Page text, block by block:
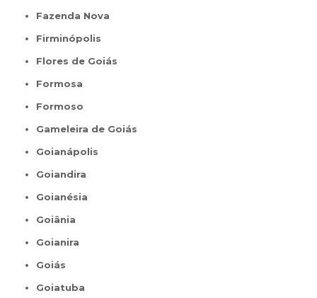
Fazenda Nova
Firminópolis
Flores de Goiás
Formosa
Formoso
Gameleira de Goiás
Goianápolis
Goiandira
Goianésia
Goiânia
Goianira
Goiás
Goiatuba